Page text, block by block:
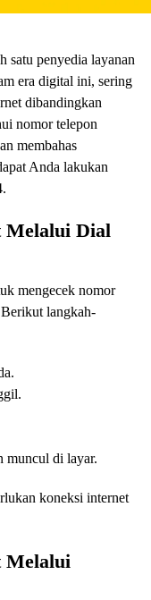
satu penyedia layanan
era digital ini, sering
dibandingkan
nomor telepon
membahas
Anda lakukan
Melalui Dial
mengecek nomor
langkah-
muncul di layar.
koneksi internet
Melalui